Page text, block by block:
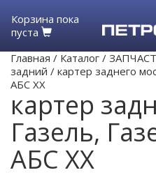
Корзина пока
пуста
Главная / Каталог /
задний / картер заднего
АБС ХХ
картер
Газель,
АБС ХХ